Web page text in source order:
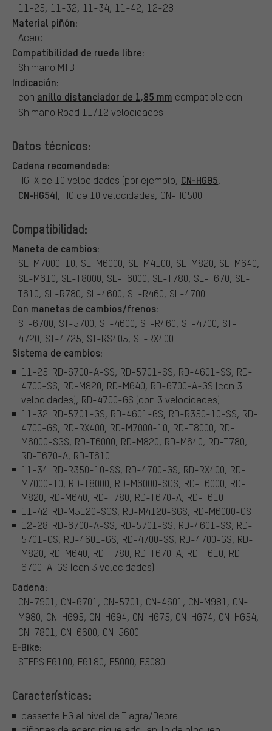
11-25, 11-32, 11-34, 11-42, 12-28
Material piñón:
Acero
Compatibilidad de rueda libre:
Shimano MTB
Indicación:
con anillo distanciador de 1,85 mm compatible con
Shimano Road 11/12 velocidades
Datos técnicos:
Cadena recomendada:
HG-X de 10 velocidades (por ejemplo, CN-HG95,
CN-HG54), HG de 10 velocidades, CN-HG500
Compatibilidad:
Maneta de cambios:
SL-M7000-10, SL-M6000, SL-M4100, SL-M820, SL-M640,
SL-M610, SL-T8000, SL-T6000, SL-T780, SL-T670, SL-
T610, SL-R780, SL-4600, SL-R460, SL-4700
Con manetas de cambios/frenos:
ST-6700, ST-5700, ST-4600, ST-R460, ST-4700, ST-
4720, ST-4725, ST-RS405, ST-RX400
Sistema de cambios:
11-25: RD-6700-A-SS, RD-5701-SS, RD-4601-SS, RD-
4700-SS, RD-M820, RD-M640, RD-6700-A-GS (con 3
velocidades), RD-4700-GS (con 3 velocidades)
11-32: RD-5701-GS, RD-4601-GS, RD-R350-10-SS, RD-
4700-GS, RD-RX400, RD-M7000-10, RD-T8000, RD-
M6000-SGS, RD-T6000, RD-M820, RD-M640, RD-T780,
RD-T670-A, RD-T610
11-34: RD-R350-10-SS, RD-4700-GS, RD-RX400, RD-
M7000-10, RD-T8000, RD-M6000-SGS, RD-T6000, RD-
M820, RD-M640, RD-T780, RD-T670-A, RD-T610
11-42: RD-M5120-SGS, RD-M4120-SGS, RD-M6000-GS
12-28: RD-6700-A-SS, RD-5701-SS, RD-4601-SS, RD-
5701-GS, RD-4601-GS, RD-4700-SS, RD-4700-GS, RD-
M820, RD-M640, RD-T780, RD-T670-A, RD-T610, RD-
6700-A-GS (con 3 velocidades)
Cadena:
CN-7901, CN-6701, CN-5701, CN-4601, CN-M981, CN-
M980, CN-HG95, CN-HG94, CN-HG75, CN-HG74, CN-HG54,
CN-7801, CN-6600, CN-5600
E-Bike:
STEPS E6100, E6180, E5000, E5080
Características:
cassette HG al nivel de Tiagra/Deore